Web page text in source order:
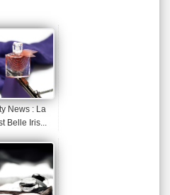
News : La
Belle Iris...